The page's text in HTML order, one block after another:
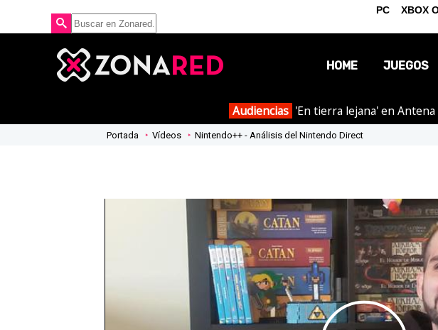
HOME JUEGOS
Audiencias 'En tierra lejana' en
Portada Vídeos Nintendo++ - Análisis del Nintendo Direct
PC XBOX